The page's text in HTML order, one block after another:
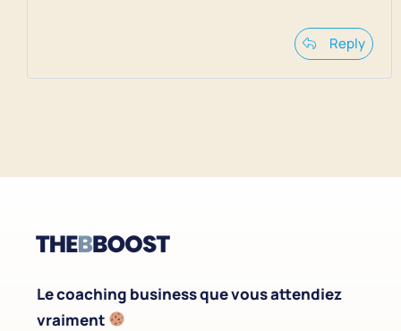
Reply
Le coaching business que vous attendiez
vraiment